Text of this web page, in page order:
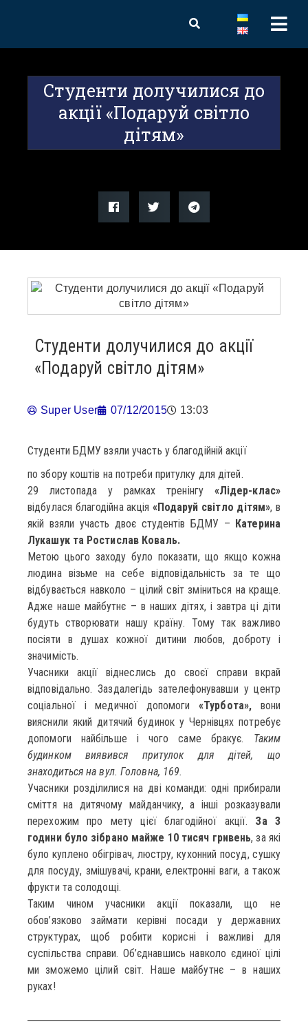
Студенти долучилися до
акції «Подаруй світло
дітям»
Студенти долучилися до акції
«Подаруй світло дітям»
Super User 07/12/2015 13:03
Студенти БДМУ взяли участь у благодійній акції
по збору коштів на потреби притулку для дітей.
29 листопада у рамках тренінгу «Лідер-клас»
відбулася благодійна акція «Подаруй світло дітям», в
якій взяли участь двоє студентів БДМУ – Катерина
Лукашук та Ростислав Коваль.
Метою цього заходу було показати, що якщо кожна
людина візьме на себе відповідальність за те що
відбувається навколо – цілий світ зміниться на краще.
Адже наше майбутнє – в наших дітях, і завтра ці діти
будуть створювати нашу країну. Тому так важливо
посіяти в душах кожної дитини любов, доброту і
значимість.
Учасники акції віднеслись до своєї справи вкрай
відповідально. Заздалегідь зателефонувавши у центр
соціальної і медичної допомоги«Турбота», вони
вияснили який дитячий будинок у Чернівцях потребує
допомоги найбільше і чого саме бракує. Таким
будинком виявився притулок для дітей, що
знаходиться на вул. Головна, 169.
Учасники розділилися на дві команди: одні прибирали
сміття на дитячому майданчику, а інші розказували
перехожим про мету цієї благодійної акції. За 3
години було зібрано майже 10 тисяч гривень, за які
було куплено обігрівач, люстру, кухонний посуд, сушку
для посуду, змішувачі, крани, електронні ваги, а також
фрукти та солодощі.
Таким чином учасники акції показали, що не
обов’язково займати керівні посади у державних
структурах, щоб робити корисні і важливі для
суспільства справи. Об’єднавшись навколо єдиної цілі
ми зможемо цілий світ. Наше майбутнє – в наших
руках!